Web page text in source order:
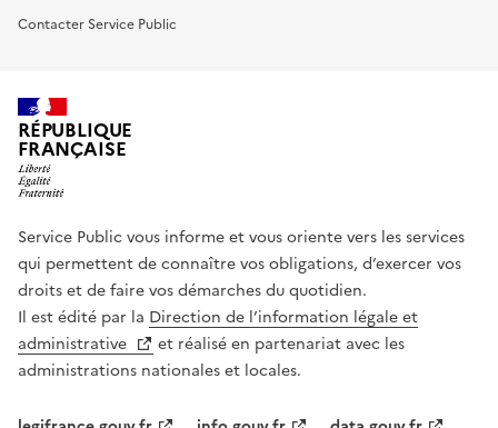
Contacter Service Public
RÉPUBLIQUE
FRANÇAISE
Service Public vous informe et vous oriente vers les services
qui permettent de connaître vos obligations, d’exercer vos
droits et de faire vos démarches du quotidien.
Il est édité par la Direction de l’information légale et
administrative
et réalisé en partenariat avec les
administrations nationales et locales.